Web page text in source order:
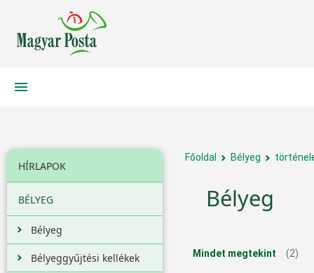
HÍRLAPOK
BÉLYEG
Bélyeg
Bélyeggyűjtési kellékek
Főoldal Bélyeg
Bélyeg
Mindet megtekint (2)